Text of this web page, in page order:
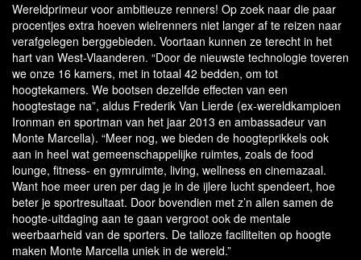
Wereldprimeur voor ambitieuze renners! Op zoek naar die paar
procentjes extra hoeven wielrenners niet langer af te reizen naar
verafgelegen berggebieden. Voortaan kunnen ze terecht in het
hart van West-Vlaanderen. “Door de nieuwste technologie toveren
we onze 16 kamers, met in totaal 42 bedden, om tot
hoogtekamers. We bootsen dezelfde effecten van een
hoogtestage na”, aldus Frederik Van Lierde (ex-wereldkampioen
Ironman en sportman van het jaar 2013 en ambassadeur van
Monte Marcella). “Meer nog, we bieden de hoogteprikkels ook
aan in heel wat gemeenschappelijke ruimtes, zoals de food
lounge, fitness- en gymruimte, living, wellness en cinemazaal.
Want hoe meer uren per dag je in de ijlere lucht spendeert, hoe
beter je sportresultaat. Door bovendien met z’n allen samen de
hoogte-uitdaging aan te gaan vergroot ook de mentale
weerbaarheid van de sporters. De talloze faciliteiten op hoogte
maken Monte Marcella uniek in de wereld.”